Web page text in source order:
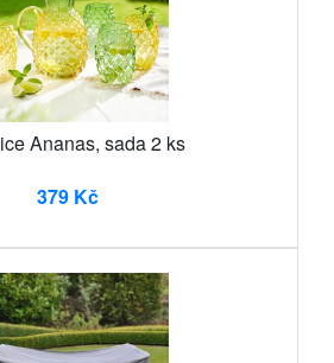
Ananas, sada 2 ks
379 Kč